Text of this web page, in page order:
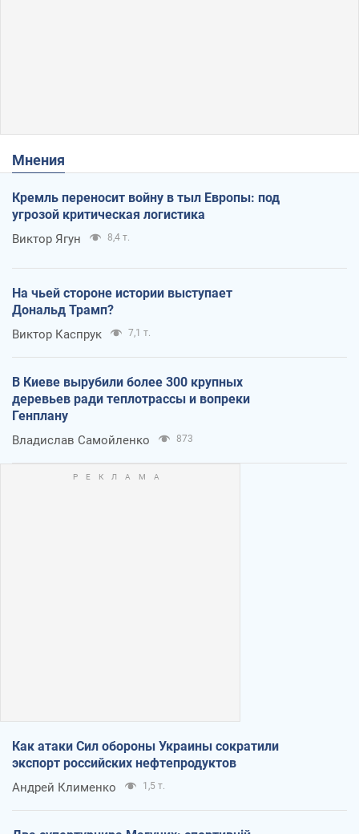
Мнения
Кремль переносит войну в тыл Европы: под
угрозой критическая логистика
Виктор Ягун 8,4 т.
На чьей стороне истории выступает
Дональд Трамп?
Виктор Каспрук 7,1 т.
В Киеве вырубили более 300 крупных
деревьев ради теплотрассы и вопреки
Генплану
Владислав Самойленко 873
Как атаки Сил обороны Украины сократили
экспорт российских нефтепродуктов
Андрей Клименко 1,5 т.